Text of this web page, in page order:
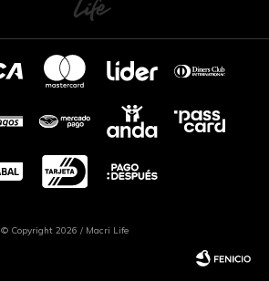
© Copyright 2026 / Macri Life